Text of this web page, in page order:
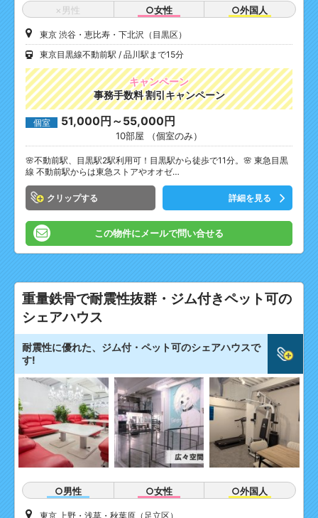
×男性 ○女性 ○外国人
東京 渋谷・恵比寿・下北沢（目黒区）
東京目黒線不動前駅
品川駅まで15分
キャンペーン
事務手数料 割引キャンペーン
個室 51,000円～55,000円
10部屋 （個室のみ）
🌸不動前駅、目黒駅2駅利用可！目黒駅から徒歩で11分。🌸 東急目黒
線 不動前駅からは東急ストアやオオゼ…
クリップ 詳細を見る
この物件にメールで問い合せる
重量鉄骨で耐震性抜群・ジム付きペット可の
シェアハウス
耐震性に優れた、ジム付・ペット可のシェアハウスで
す!
○男性 ○女性 ○外国人
東京 上野・浅草・秋葉原（足立区）